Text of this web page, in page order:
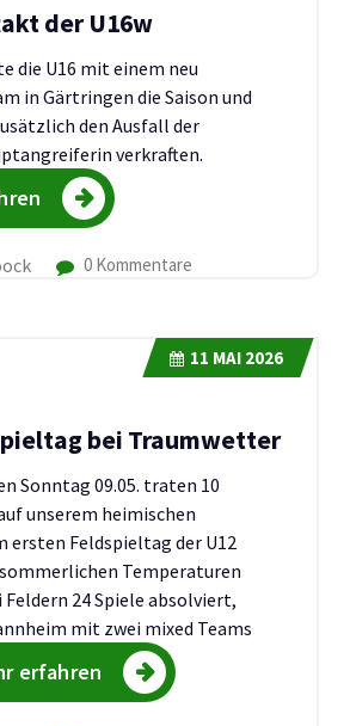
der U16w
die U16 mit einem neu
in Gärtringen die Saison und
den Ausfall der
verkraften.
0 Kommentare
bei Traumwetter
Sonntag 09.05. traten 10
unserem heimischen
ersten Feldspieltag der U12
Temperaturen
Feldern 24 Spiele absolviert,
mit zwei mixed Teams
erfahren
11 MAI 2026